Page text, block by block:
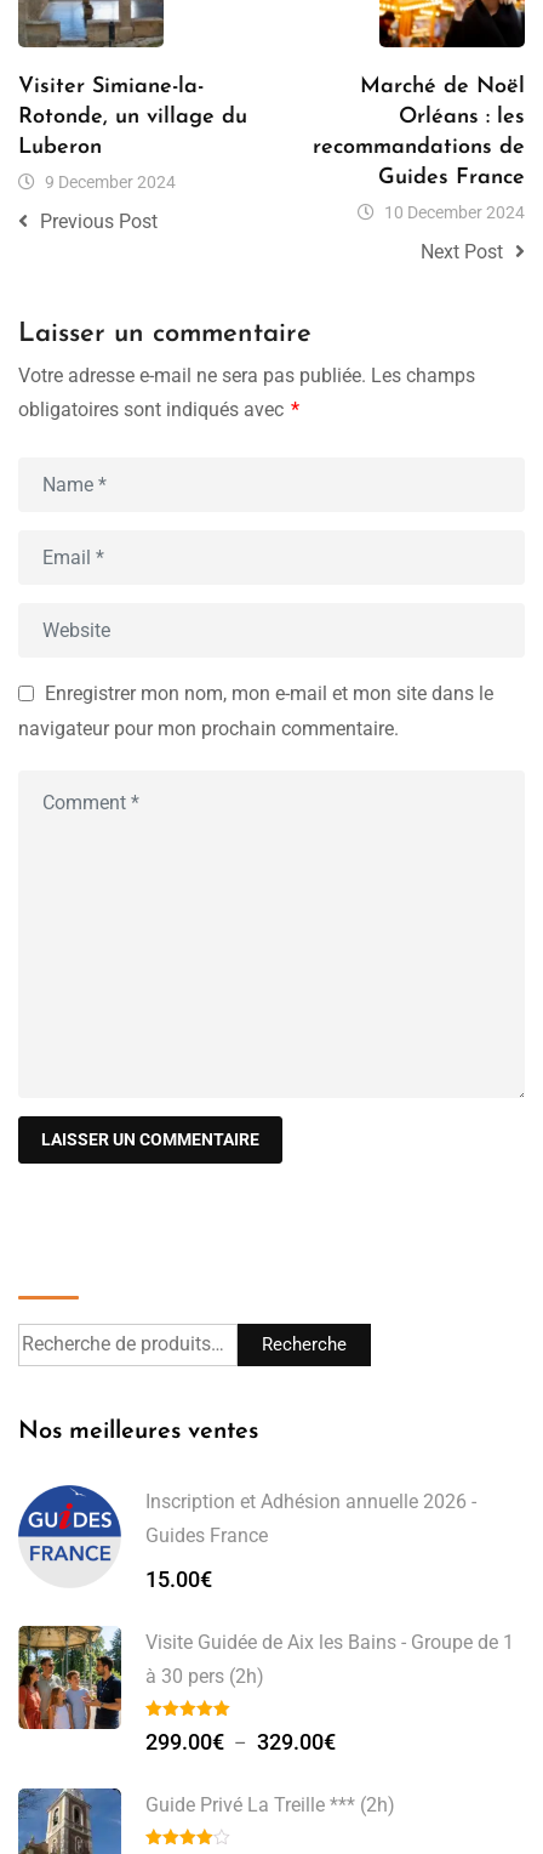
Visiter Simiane-la-
Rotonde, un village du
Luberon
9 December 2024
Previous Post
Marché de Noël
Orléans : les
recommandations de
Guides France
10 December 2024
Next Post
Laisser un commentaire
Votre adresse e-mail ne sera pas publiée. Les champs
obligatoires sont indiqués avec *
Enregistrer mon nom, mon e-mail et mon site dans le
navigateur pour mon prochain commentaire.
Recherche
Nos meilleures ventes
Inscription et Adhésion annuelle 2026 -
Guides France
15.00€
Visite Guidée de Aix les Bains - Groupe de 1
à 30 pers (2h)
299.00€ – 329.00€
Guide Privé La Treille *** (2h)